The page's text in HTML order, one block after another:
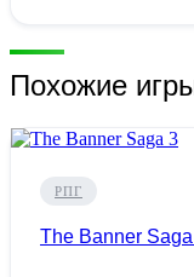
Похожие
РПГ
The Banner